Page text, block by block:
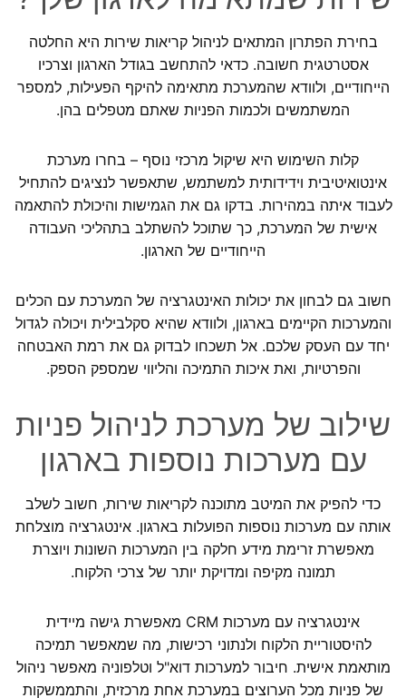
בחירת הפתרון המתאים לניהול קריאות שירות היא החלטה
אסטרטגית חשובה. כדאי להתחשב בגודל הארגון וצרכיו
הייחודיים, ולוודא שהמערכת מתאימה להיקף הפעילות, למספר
המשתמשים ולכמות הפניות שאתם מטפלים בהן.
קלות השימוש היא שיקול מרכזי נוסף – בחרו מערכת
אינטואיטיבית וידידותית למשתמש, שתאפשר לנציגים להתחיל
לעבוד איתה במהירות. בדקו גם את הגמישות והיכולת להתאמה
אישית של המערכת, כך שתוכל להשתלב בתהליכי העבודה
הייחודיים של הארגון.
חשוב גם לבחון את יכולות האינטגרציה של המערכת עם הכלים
והמערכות הקיימים בארגון, ולוודא שהיא סקלבילית ויכולה לגדול
יחד עם העסק שלכם. אל תשכחו לבדוק גם את רמת האבטחה
והפרטיות, ואת איכות התמיכה והליווי שמספק הספק.
שילוב של מערכת לניהול פניות
עם מערכות נוספות בארגון
כדי להפיק את המיטב מתוכנה לקריאות שירות, חשוב לשלב
אותה עם מערכות נוספות הפועלות בארגון. אינטגרציה מוצלחת
מאפשרת זרימת מידע חלקה בין המערכות השונות ויוצרת
תמונה מקיפה ומדויקת יותר של צרכי הלקוח.
אינטגרציה עם מערכות CRM מאפשרת גישה מיידית
להיסטוריית הלקוח ולנתוני רכישות, מה שמאפשר תמיכה
מותאמת אישית. חיבור למערכות דוא"ל וטלפוניה מאפשר ניהול
של פניות מכל הערוצים במערכת אחת מרכזית, והתממשקות